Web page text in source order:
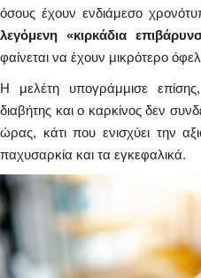
όσους έχουν ενδιάμεσο
λεγόμενη «κιρκάδια
φαίνεται να έχουν μικρότερο
Η μελέτη υπογράμμισε
διαβήτης και ο καρκίνος δεν
ώρας, κάτι που ενισχύει την
παχυσαρκία και τα εγκεφαλικά.